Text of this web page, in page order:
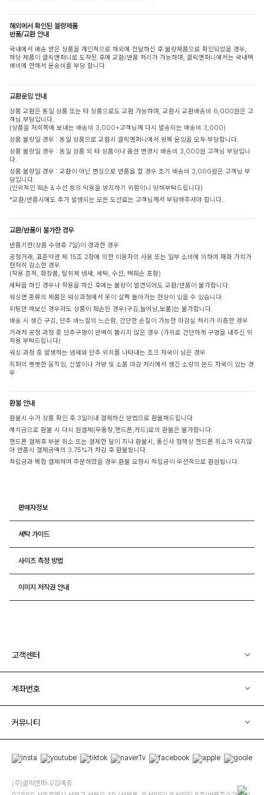
해외에서 확인된 불량제품
반품/교환 안내
국내에서 배송 받은 상품을 개인적으로 해외에 전달하신 후 불량제품으로 확인되었을 경우,
해당 제품이 클릭앤퍼니로 도착된 후에 교환/반품 처리가 가능하며, 클릭앤퍼니에서는 국내택
배비에 한해서 운송비를 부담 합니다
교환운임 안내
상품 교환은 동일 상품 또는 타 상품으로도 교환 가능하며, 교환시 교환배송비 6,000원은 고
객님 부담입니다.
(상품을 저희쪽에 보내는 배송비 3,000+고객님께 다시 발송되는 배송비 3,000)
상품 불량일 경우 : 동일 상품으로 교환시 클릭앤퍼니에서 왕복 운임을 모두 부담합니다.
상품 불량일 경우 : 동일 상품 외 타 상품이나 옵션 변경시 배송비 3,000원 고객님 부담입니
다.
상품 불량일 경우 : 교환이 아닌 변심으로 반품을 할 경우 초기 배송비 3,000원은 고객님 부
담입니다.
(인위적인 훼손 & 수선 등의 악용을 방지하기 위함이니 양해부탁드립니다)
*교환/반품시에도 추가 발생되는 모든 도선료는 고객님께서 부담해주셔야 합니다.
교환/반품이 불가한 경우
반품기한(상품 수령후 7일)이 경과한 경우
공정거래, 표준약관 제 15조 2항에 의한 이용자의 사용 또는 일부 소비에 의하여 재화 가치가
현저히 감소한 경우
(착용 흔적, 화장품, 탈취제 냄새, 세탁, 수선, 택훼손 포함)
세탁을 하신 경우나 착용을 하신 후에는 불량이 발견되어도 교환/반품이 불가합니다.
워싱면 종류의 제품은 워싱과정에서 옷이 살짝 돌아가는 현상이 있을 수 있습니다.
피팅만 해보신 경우라도 상품이 훼손된 경우(구김,늘어남,보풀)는 불가합니다.
배송 시 생긴 구김, 단추 바느질의 느슨함, 간단한 손질이 가능한 마감실 처리가 미흡한 경우
거래처 공정 과정 중 단추구멍이 완벽히 뚫리지 않은 경우 (가위로 간단하게 구멍을 내주신 뒤
착용 부탁드립니다)
워싱 과정 중 발생하는 냄새와 단추 위치를 나타내는 초크 자국이 남은 경우
지퍼의 뻣뻣한 움직임, 신발이나 가방 및 소품 마감 처리에서 생긴 소량의 본드 자국이 있는 경
우
환불 안내
환불시 수거 상품 확인 후 3일이내 결제하신 방법으로 환불해드립니다
예치금으로 환불 시 다시 원결제(무통장,핸드폰,카드)로의 환불은 불가합니다.
핸드폰 결제후 부분 취소 또는 결제한 달이 지나 환불시, 통신사 정책상 핸드폰 취소가 되지않
아 반품시 결제금액의 3.75%가 차감 후 환불됩니다.
적립금과 복합 결제하여 주문하였을 경우 환불 요청시 적립금이 우선적으로 환원됩니다.
판매자정보
세탁 가이드
사이즈 측정 방법
이미지 저작권 안내
고객센터
계좌번호
커뮤니티
(주)클릭앤퍼니/김예중